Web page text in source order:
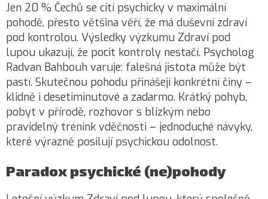
Jen 20 % Čechů se cítí psychicky v maximální
pohodě, přesto většina věří, že má duševní zdraví
pod kontrolou. Výsledky výzkumu Zdraví pod
lupou ukazují, že pocit kontroly nestačí. Psycholog
Radvan Bahbouh varuje: falešná jistota může být
pastí. Skutečnou pohodu přinášejí konkrétní činy –
klidně i desetiminutové a zadarmo. Krátký pohyb,
pobyt v přírodě, rozhovor s blízkým nebo
pravidelný trénink vděčnosti – jednoduché návyky,
které výrazně posilují psychickou odolnost.
Paradox psychické (ne)pohody